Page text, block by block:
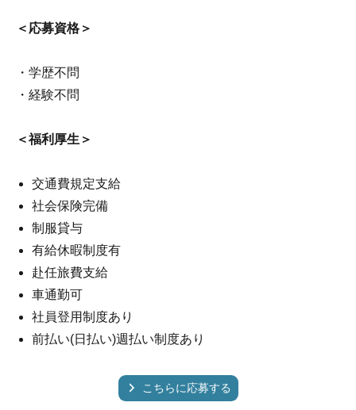
＜応募資格＞
・学歴不問
・経験不問
＜福利厚生＞
交通費規定支給
社会保険完備
制服貸与
有給休暇制度有
赴任旅費支給
車通勤可
社員登用制度あり
前払い(日払い)週払い制度あり
こちらに応募する